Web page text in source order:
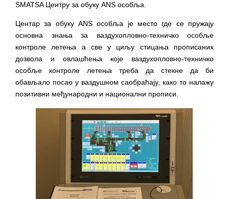
SMATSA Центру за обуку ANS особља.
Центар за обуку ANS особља је место где се пружају
основна знања за ваздухопловно-техничко особље
контроле летења а све у циљу стицања прописаних
дозвола и овлашћења које ваздухопловно-техничко
особље контроле летења треба да стекне да би
обављало посао у ваздушном саобраћају, како то налажу
позитивни међународни и национални прописи.